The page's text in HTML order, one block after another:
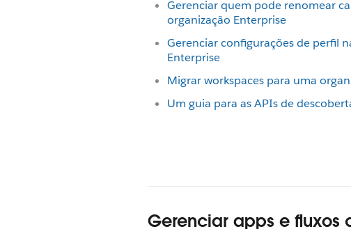
Gerenciar quem pode renomear
organização Enterprise
Gerenciar configurações de perfil
Enterprise
Migrar workspaces para uma
Um guia para as APIs de
Gerenciar apps e fluxos